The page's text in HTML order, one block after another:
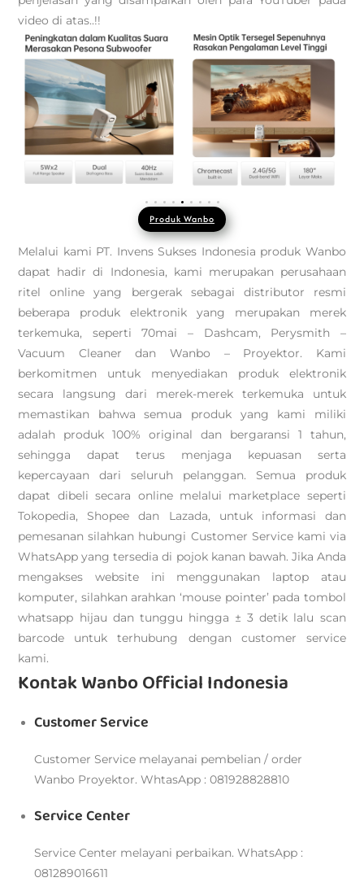
video di atas..!!
Produk Wanbo
Melalui kami PT. Invens Sukses Indonesia produk Wanbo
dapat hadir di Indonesia, kami merupakan perusahaan
ritel online yang bergerak sebagai distributor resmi
beberapa produk elektronik yang merupakan merek
terkemuka, seperti 70mai – Dashcam, Perysmith –
Vacuum Cleaner dan Wanbo – Proyektor. Kami
berkomitmen untuk menyediakan produk elektronik
secara langsung dari merek-merek terkemuka untuk
memastikan bahwa semua produk yang kami miliki
adalah produk 100% original dan bergaransi 1 tahun,
sehingga dapat terus menjaga kepuasan serta
kepercayaan dari seluruh pelanggan. Semua produk
dapat dibeli secara online melalui marketplace seperti
Tokopedia, Shopee dan Lazada, untuk informasi dan
pemesanan silahkan hubungi Customer Service kami via
WhatsApp yang tersedia di pojok kanan bawah. Jika Anda
mengakses website ini menggunakan laptop atau
komputer, silahkan arahkan ‘mouse pointer’ pada tombol
whatsapp hijau dan tunggu hingga ± 3 detik lalu scan
barcode untuk terhubung dengan customer service
kami.
Kontak Wanbo Official Indonesia
Customer Service
Customer Service melayanai pembelian / order
Wanbo Proyektor. WhtasApp : 081928828810
Service Center
Service Center melayani perbaikan. WhatsApp :
081289016611